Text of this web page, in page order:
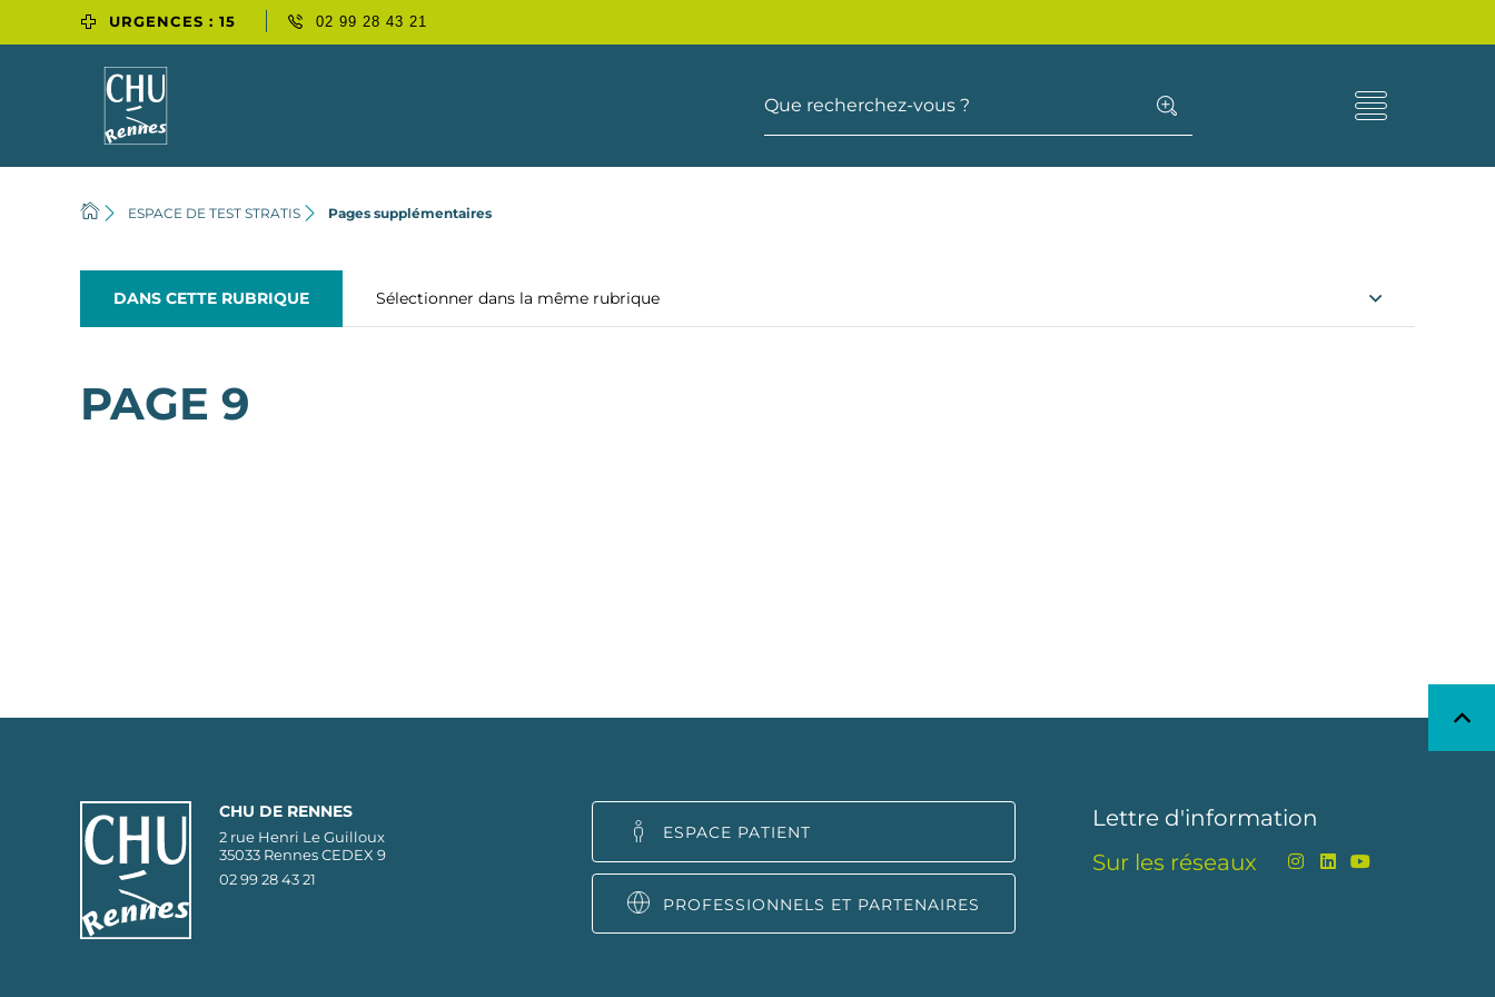
URGENCES : 15 02 99 28 43 21
Que recherchez-vous ?
ESPACE DE TEST STRATIS Pages supplémentaires
DANS CETTE RUBRIQUE Sélectionner dans la même rubrique
PAGE 9
CHU DE RENNES
2 rue Henri Le Guilloux
35033 Rennes CEDEX 9
02 99 28 43 21
ESPACE PATIENT
PROFESSIONNELS ET PARTENAIRES
Lettre d'information
Sur les réseaux